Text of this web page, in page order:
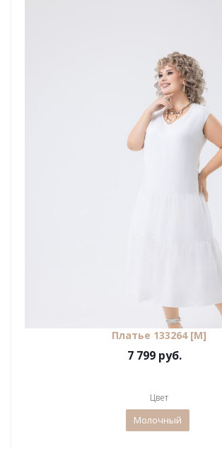
Платье 133264 [М]
7 799 руб.
Цвет
Молочный